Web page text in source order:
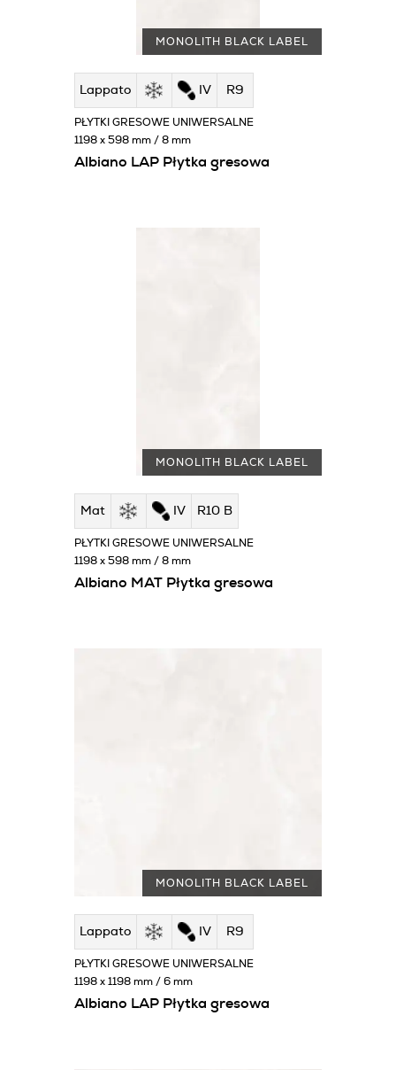
MONOLITH BLACK LABEL
Lappato IV R9
Albiano LAP Płytka gresowa
PŁYTKI GRESOWE UNIWERSALNE
1198 x 598 mm / 8 mm
MONOLITH BLACK LABEL
Mat IV R10 B
Albiano MAT Płytka gresowa
PŁYTKI GRESOWE UNIWERSALNE
1198 x 598 mm / 8 mm
MONOLITH BLACK LABEL
Lappato IV R9
Albiano LAP Płytka gresowa
PŁYTKI GRESOWE UNIWERSALNE
1198 x 1198 mm / 6 mm